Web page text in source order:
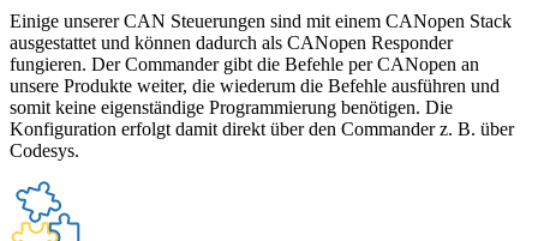
Einige unserer CAN Steuerungen sind mit einem CANopen Stack
ausgestattet und können dadurch als CANopen Responder
fungieren. Der Commander gibt die Befehle per CANopen an
unsere Produkte weiter, die wiederum die Befehle ausführen und
somit keine eigenständige Programmierung benötigen. Die
Konfiguration erfolgt damit direkt über den Commander z. B. über
Codesys.